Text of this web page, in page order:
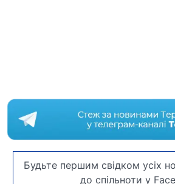
Будьте першим свідком усіх
до спільноти у